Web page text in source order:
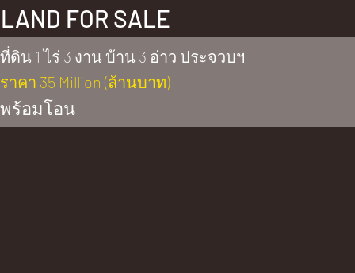
LAND FOR SALE
ที่ดิน 1 ไร่ 3 งาน บ้าน 3 อ่าว ประจวบฯ
ราคา 35 Million (ล้านบาท)
พร้อมโอน